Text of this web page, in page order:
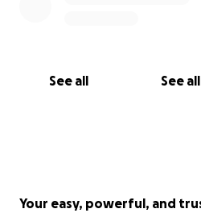
See all See all
Your easy, powerful, and